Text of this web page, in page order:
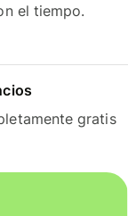
el tiempo.
gratis